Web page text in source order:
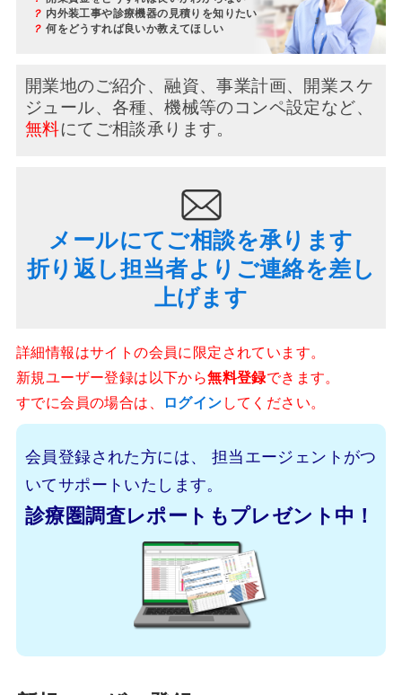
？ 内外装工事や診療機器の見積りを知りたい
？何をどうすれば良いか教えてほしい
開業地のご紹介、融資、事業計画、開業スケ
ジュール、 各種、機械等のコンペ設定など、
無料にてご相談承ります。
メールにてご相談を承ります
折り返し担当者よりご連絡を差し
上げます
詳細情報はサイトの会員に限定されています。
新規ユーザー登録は以下から無料登録できます。
すでに会員の場合は、
ログインしてください。
会員登録された方には、
担当エージェントがつ
いてサポートいたします。
診療圏調査レポートもプレゼント中！